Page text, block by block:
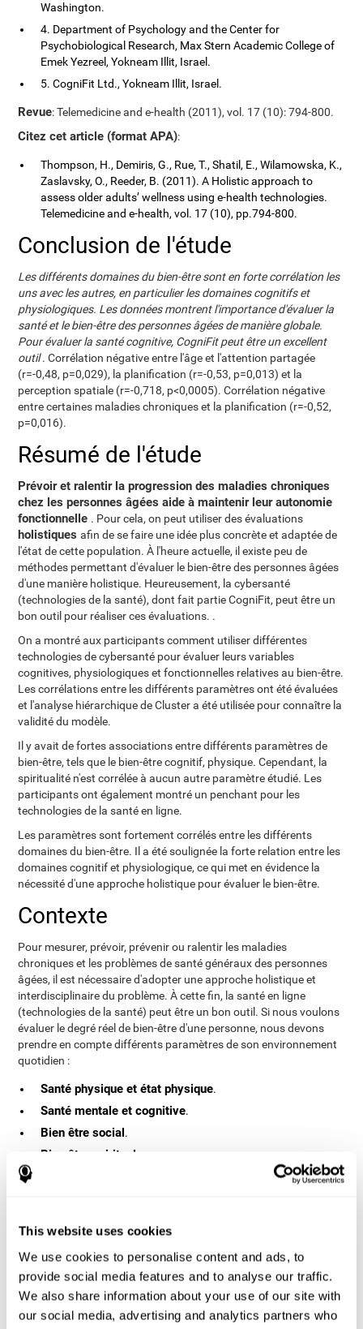
This website uses cookies
We use cookies to personalise content and ads, to
provide social media features and to analyse our traffic.
We also share information about your use of our site with
our social media, advertising and analytics partners who
Washington.
4. Department of Psychology and the Center for
Psychobiological Research, Max Stern Academic College of
Emek Yezreel, Yokneam Illit, Israel.
5. CogniFit Ltd., Yokneam Illit, Israel.
Revue: Telemedicine and e-health (2011), vol. 17 (10): 794-800.
Citez cet article (format APA):
Thompson, H., Demiris, G., Rue, T., Shatil, E., Wilamowska, K.,
Zaslavsky, O., Reeder, B. (2011). A Holistic approach to
assess older adults’ wellness using e-health technologies.
Telemedicine and e-health, vol. 17 (10), pp.794-800.
Conclusion de l'étude
Les différents domaines du bien-être sont en forte corrélation les
uns avec les autres, en particulier les domaines cognitifs et
physiologiques. Les données montrent l'importance d'évaluer la
santé et le bien-être des personnes âgées de manière globale.
Pour évaluer la santé cognitive, CogniFit peut être un excellent
outil. Corrélation négative entre l'âge et l'attention partagée
(r=-0,48, p=0,029), la planification (r=-0,53, p=0,013) et la
perception spatiale (r=-0,718, p<0,0005). Corrélation négative
entre certaines maladies chroniques et la planification (r=-0,52,
p=0,016).
Résumé de l'étude
Prévoir et ralentir la progression des maladies chroniques
chez les personnes âgées aide à maintenir leur autonomie
fonctionnelle . Pour cela, on peut utiliser des évaluations
holistiquesafin de se faire une idée plus concrète et adaptée de
l'état de cette population. À l'heure actuelle, il existe peu de
méthodes permettant d'évaluer le bien-être des personnes âgées
d'une manière holistique. Heureusement, la cybersanté
(technologies de la santé), dont fait partie CogniFit, peut être un
bon outil pour réaliser ces évaluations. .
On a montré aux participants comment utiliser différentes
technologies de cybersanté pour évaluer leurs variables
cognitives, physiologiques et fonctionnelles relatives au bien-être.
Les corrélations entre les différents paramètres ont été évaluées
et l'analyse hiérarchique de Cluster a été utilisée pour connaître la
validité du modèle.
Il y avait de fortes associations entre différents paramètres de
bien-être, tels que le bien-être cognitif, physique. Cependant, la
spiritualité n'est corrélée à aucun autre paramètre étudié. Les
participants ont également montré un penchant pour les
technologies de la santé en ligne.
Les paramètres sont fortement corrélés entre les différents
domaines du bien-être. Il a été soulignée la forte relation entre les
domaines cognitif et physiologique, ce qui met en évidence la
nécessité d'une approche holistique pour évaluer le bien-être.
Contexte
Pour mesurer, prévoir, prévenir ou ralentir les maladies
chroniques et les problèmes de santé généraux des personnes
âgées, il est nécessaire d'adopter une approche holistique et
interdisciplinaire du problème. À cette fin, la santé en ligne
(technologies de la santé) peut être un bon outil. Si nous voulons
évaluer le degré réel de bien-être d'une personne, nous devons
prendre en compte différents paramètres de son environnement
quotidien :
Santé physique et état physique.
Santé mentale et cognitive.
Bien être social.
Bien être spirituel
Dans cette étude, nous avons essayé d'évaluer le bien-être d'une
stocker et d'analyser une grande quantité de données d'une
en mesure de mesurer les paramètres pertinents pour le bien-être
des personnes âgées.
Méthodologie